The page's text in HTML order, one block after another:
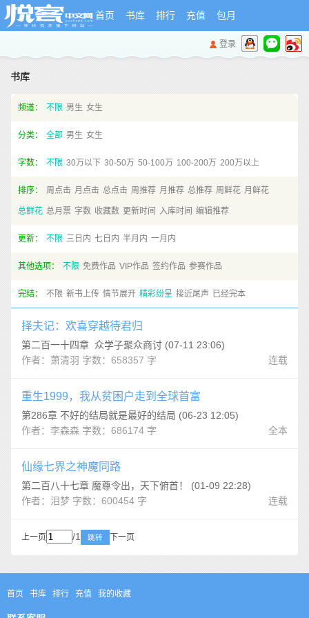
首页 书库 排行 充值 包月
登录
书库
频道： 不限 男生 女生
分类： 全部 男生 女生
字数： 不限 30万以下 30-50万 50-100万 100-200万 200万以上
排序： 周点击 月点击 总点击 周推荐 月推荐 总推荐 周鲜花 月鲜花
总鲜花 总月票 字数 收藏数 更新时间 入库时间 编辑推荐
更新： 不限 三日内 七日内 半月内 一月内
其他选项： 不限 免费作品 VIP作品 签约作品 参赛作品
完结： 不限 新书上传 情节展开 精彩纷呈 接近尾声 已经完本
择夫记：欢喜穿越待君归
第二百一十四章 众学子聚众商讨 (07-11 23:06)
连载
作者：萧清羽 字数：658357 字
重生1999，我从贫困户走到全球首富
第286章 不好的结局就是最好的结局 (06-23 12:05)
全本
作者：李森森 字数：686174 字
仙缘七界之神魔同路
第二百八十七章 魔尊令出，天下俯首！ (01-09 22:28)
连载
作者：泪梦 字数：600454 字
上一页 /1 跳转 下一页
首页 书库 排行 充值 我的收藏